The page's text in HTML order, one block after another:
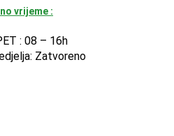
vrijeme :
: 08 – 16h
Zatvoreno